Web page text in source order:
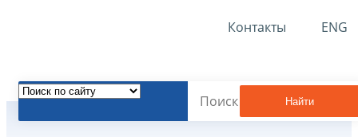
Контакты ENG
Найти